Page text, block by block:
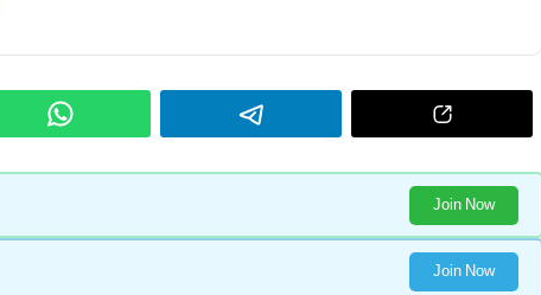
Join Now
Join Now